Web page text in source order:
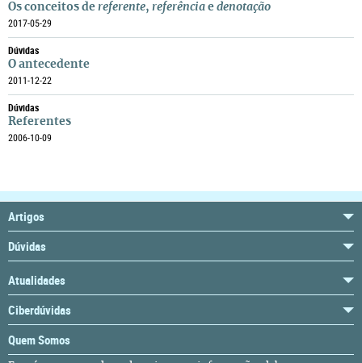
Os conceitos de referente, referência e denotação
2017-05-29
Dúvidas
O antecedente
2011-12-22
Dúvidas
Referentes
2006-10-09
Artigos
Dúvidas
Atualidades
Ciberdúvidas
Quem Somos